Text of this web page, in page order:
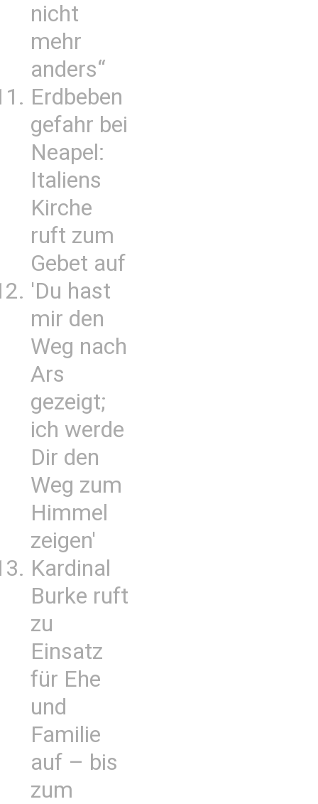
nicht
mehr
anders“
Erdbeben
gefahr bei
Neapel:
Italiens
Kirche
ruft zum
Gebet auf
'Du hast
mir den
Weg nach
Ars
gezeigt;
ich werde
Dir den
Weg zum
Himmel
zeigen'
Kardinal
Burke ruft
zu
Einsatz
für Ehe
und
Familie
auf – bis
zum